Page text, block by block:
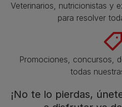
Veterinarios, nutricionistas y
para resolver
Promociones, concursos,
todas
¡No te lo pierdas,